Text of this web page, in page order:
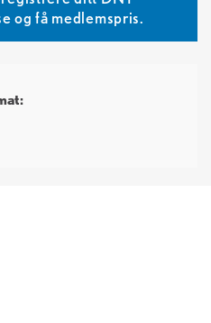
og få medlemspris.